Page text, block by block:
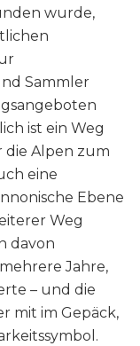
wurde,
Sammler
ist ein Weg
die Alpen zum
eine
Ebene
Weg
davon
Jahre,
– und die
mit im Gepäck,